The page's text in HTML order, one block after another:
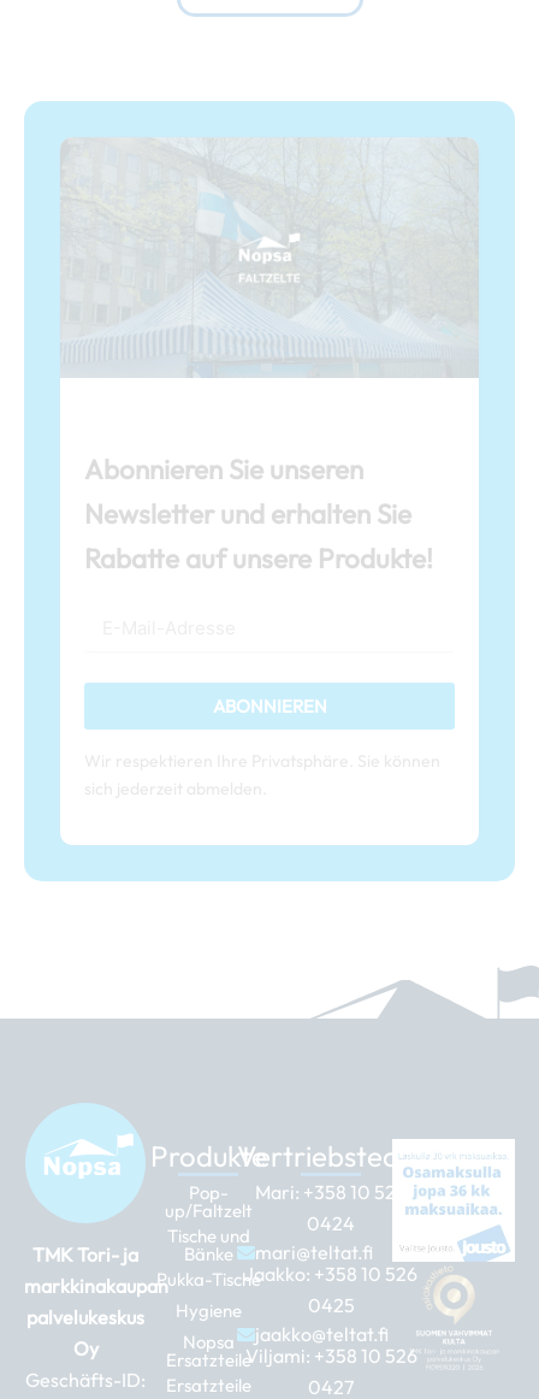
Abonnieren Sie unseren
Newsletter und erhalten Sie
Rabatte auf unsere Produkte!
ABONNIEREN
TMK Tori- ja
markkinakaupan
palvelukeskus
Oy
Geschäfts-ID:
Produkte
Pop-
up/Faltzelt
Tische und
Bänke
Pukka-Tische
Hygiene
Nopsa
Ersatzteile
Ersatzteile
Vertriebsteam
Mari: +358 10 526
0424
mari@teltat.fi
Jaakko: +358 10 526
0425
jaakko@teltat.fi
Viljami: +358 10 526
0427